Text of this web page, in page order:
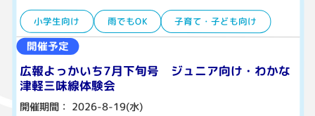
小学生向け 雨でもOK 子育て・子ども向け
開催予定
広報よっかいち7月下旬号 ジュニア向け・わかな
津軽三味線体験会
開催期間： 2026-8-19(水)